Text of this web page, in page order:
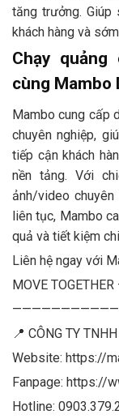
tăng trưởng.
khách hàng và
Chạy
cùng Mambo
Mambo cung cấp
chuyên nghiệp,
tiếp cận khách
nền tảng. Với
ảnh/video
liên tục, Mambo
quả và tiết kiệm
Liên hệ ngay với
MOVE
📍 CÔNG TY
Website: https://
Fanpage: https://
Hotline: